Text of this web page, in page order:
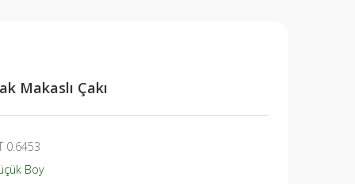
Makaslı Çakı
0.6453
Boy